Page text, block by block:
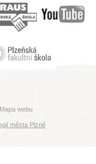
Mapa webu
města Plzně